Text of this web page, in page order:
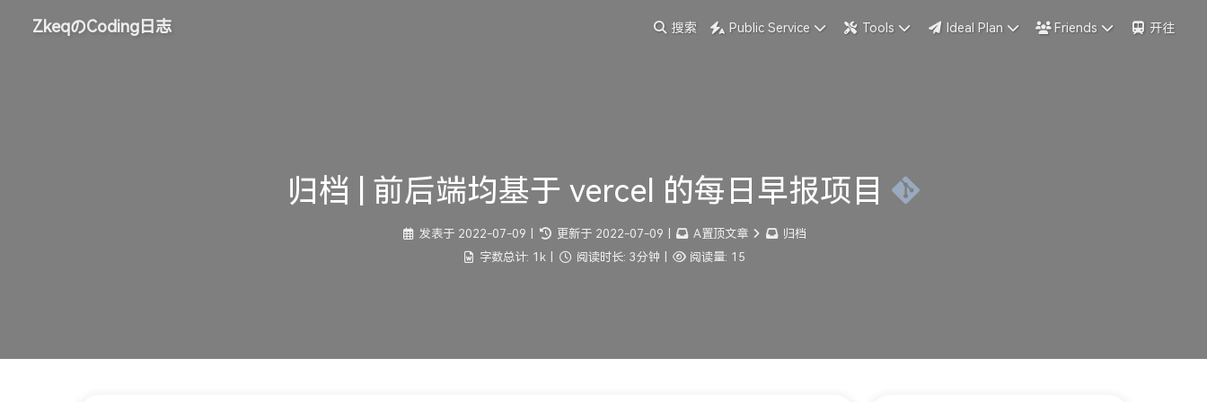
ZkeqのCoding日志 搜索 Public Service Tools Ideal Plan Friends 开往
归档 | 前后端均基于 vercel 的每日早报项目
发表于 2022-07-09 更新于 2022-07-09 A置顶文章
归档
字数总计: 1k 阅读时长: 3分钟 阅读量: 15